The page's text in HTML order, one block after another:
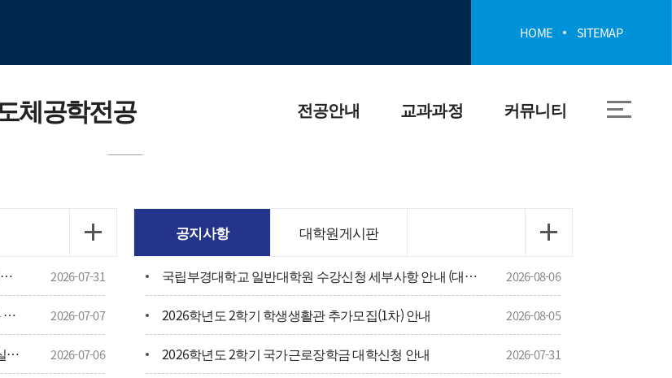
HOME SITEMAP
체공학전공 전공안내
교수님소개
전공보유장비
교과과정
교과목 역량 매핑
커뮤니티
프로그램·취업정보
양식게시판
대학원게시판
2026년 한미 첨단분야 청년교류 지원사업 예비 장학생 선발 안내 2026-07-31
[4단계 BK21 대학원혁신사업] 2026년도 국제 공동연구 지원사업 신청 안내 2026-07-07
[HD현대] 2026학년도 2학기 HD현대 채용연계형 현장실습학기제 모집 2026-07-06
공지사항 대학원게시판
국립부경대학교 일반대학원 수강신청 세부사항 안내 (대이과목) 2026-08-06
2026학년도 2학기 학생생활관 추가모집(1차) 안내 2026-08-05
2026학년도 2학기 국가근로장학금 대학신청 안내 2026-07-31